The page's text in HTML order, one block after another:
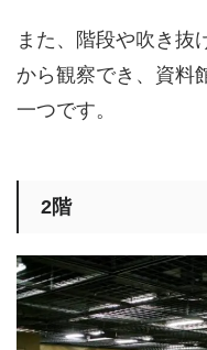
また、階段や吹き抜
から観察でき、資料
一つです。
2階